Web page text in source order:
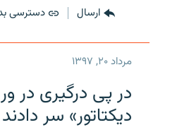
ارسال دسترسی
مرداد ۲۰, ۱۳۹۷
در پی درگیری در
دیکتاتور» سر دادند